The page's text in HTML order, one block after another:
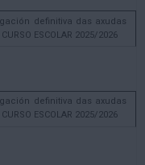
definitiva das axudas
ESCOLAR 2025/2026
definitiva das axudas
ESCOLAR 2025/2026